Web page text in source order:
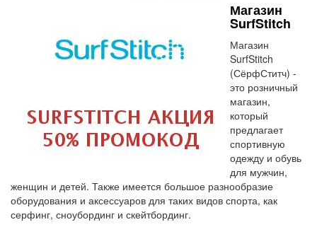
Магазин
SurfStitch
Магазин
SurfStitch
(СёрфСтитч) -
это розничный
магазин,
который
предлагает
спортивную
одежду и обувь
для мужчин,
женщин и детей. Также имеется большое разнообразие
оборудования и аксессуаров для таких видов спорта, как
серфинг, сноубординг и скейтбординг.